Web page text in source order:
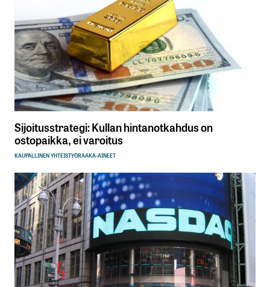
Sijoitusstrategi: Kullan hintanotkahdus on
ostopaikka, ei varoitus
KAUPALLINEN YHTEISTYÖRAAKA-AINEET